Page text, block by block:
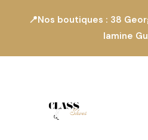
📍Nos boutiques : 38
lamine